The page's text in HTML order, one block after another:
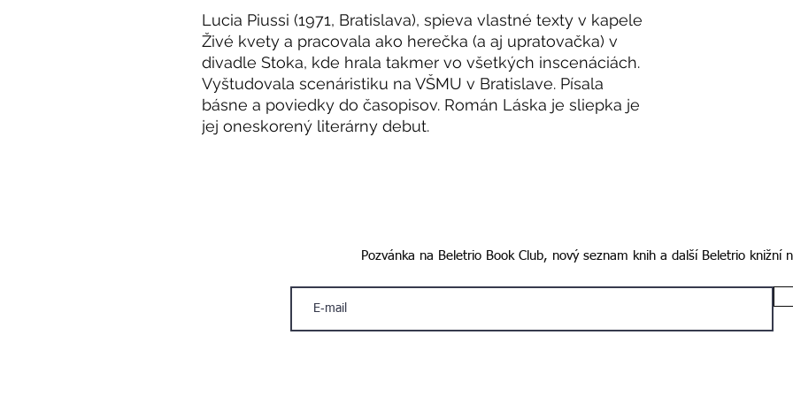
Lucia Piussi (1971, Bratislava), spieva vlastné texty v kapele
Živé kvety a pracovala ako herečka (a aj upratovačka) v
divadle Stoka, kde hrala takmer vo všetkých inscenáciách.
Vyštudovala scenáristiku na VŠMU v Bratislave. Písala
básne a poviedky do časopisov. Román Láska je sliepka je
jej oneskorený literárny debut.
Pozvánka na Beletrio Book Club, nový seznam knih a další Beletrio knižní